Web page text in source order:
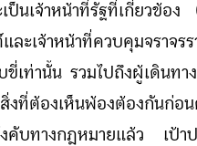
ป็นเจ้าหน้าที่รัฐที่เกี่ยวข้อ
ะเจ้าหน้าที่ควบคุมจราจร
ขี่เท่านั้น รวมไปถึงผู้เดินทา
ที่ต้องเห็นพ้องต้องกันก่อน
คับทางกฎหมายแล้ว เป้า